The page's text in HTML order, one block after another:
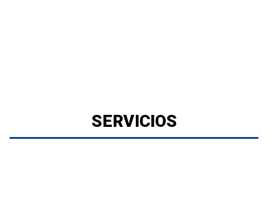
SERVICIOS